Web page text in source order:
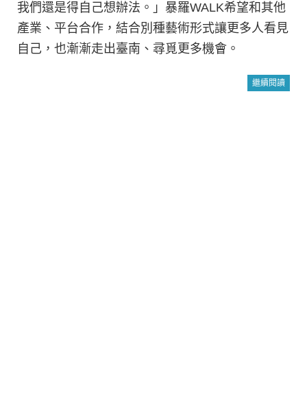
我們還是得自己想辦法。」暴羅WALK希望和其他
產業、平台合作，結合別種藝術形式讓更多人看見
自己，也漸漸走出臺南、尋覓更多機會。
繼續閱讀